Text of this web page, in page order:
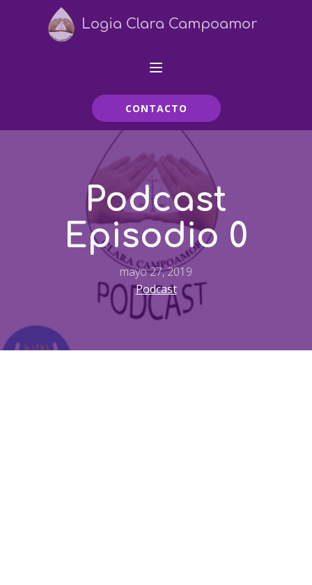
Logia Clara Campoamor
CONTACTO
Podcast
Episodio 0
mayo 27, 2019
Podcast